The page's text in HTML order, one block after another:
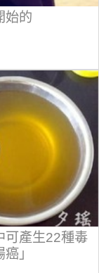
始的
可產生22種毒
」